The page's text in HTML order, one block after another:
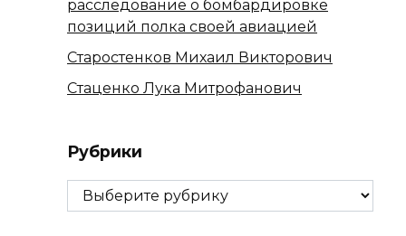
расследование о бомбардировке
позиций полка своей авиацией
Старостенков Михаил Викторович
Стаценко Лука Митрофанович
Рубрики
Рубрики